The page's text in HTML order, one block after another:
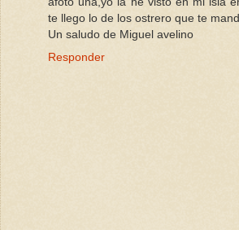
te llego lo de los ostrero que te
Un saludo de Miguel avelino
Responder